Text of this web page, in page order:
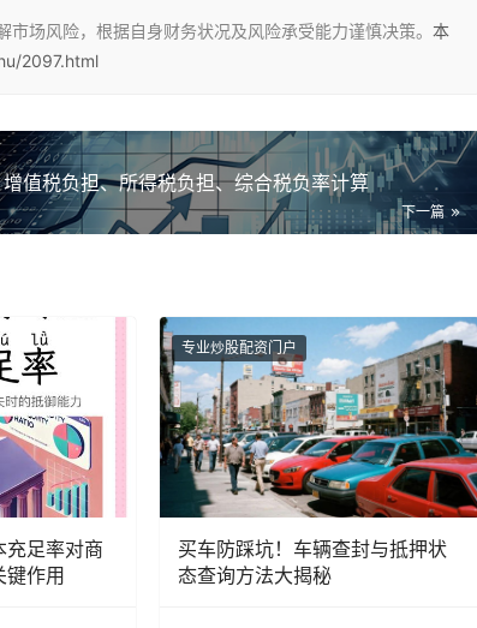
场风险，根据自身财务状况及风险承受能力谨慎决策。 本
2097.html
增值税负担、所得税负担、综合税负率计算
下一篇
充足率对商
键作用
专业炒股配资门户
买车防踩坑！车辆查封与抵押状
态查询方法大揭秘